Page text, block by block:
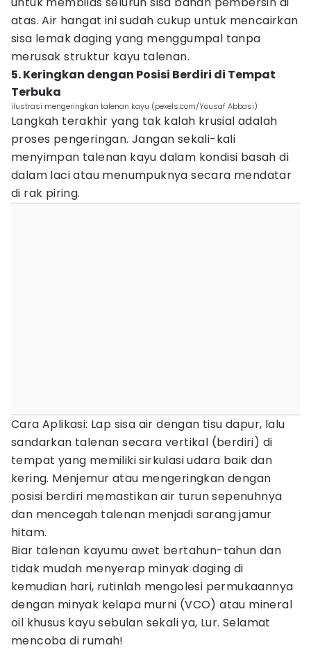
atas. Air hangat ini sudah cukup untuk mencairkan
sisa lemak daging yang menggumpal tanpa
merusak struktur kayu talenan.
5. Keringkan dengan Posisi Berdiri di Tempat
Terbuka
ilustrasi mengeringkan talenan kayu (pexels.com/Yousaf Abbasi)
Langkah terakhir yang tak kalah krusial adalah
proses pengeringan. Jangan sekali-kali
menyimpan talenan kayu dalam kondisi basah di
dalam laci atau menumpuknya secara mendatar
di rak piring.
Cara Aplikasi: Lap sisa air dengan tisu dapur, lalu
sandarkan talenan secara vertikal (berdiri) di
tempat yang memiliki sirkulasi udara baik dan
kering. Menjemur atau mengeringkan dengan
posisi berdiri memastikan air turun sepenuhnya
dan mencegah talenan menjadi sarang jamur
hitam.
Biar talenan kayumu awet bertahun-tahun dan
tidak mudah menyerap minyak daging di
kemudian hari, rutinlah mengolesi permukaannya
dengan minyak kelapa murni (VCO) atau mineral
oil khusus kayu sebulan sekali ya, Lur. Selamat
mencoba di rumah!